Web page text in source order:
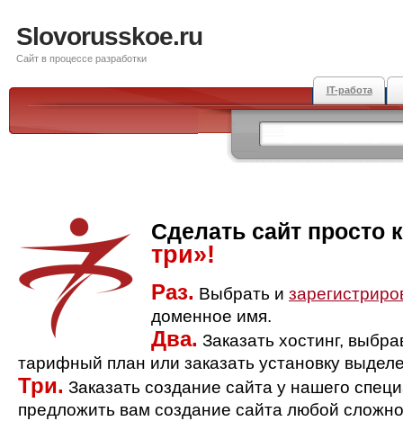
Slovorusskoe.ru
Сайт в процессе разработки
IT-работа
Сделать сайт просто
три»!
Раз. Выбрать и
доменное имя.
Два. Заказать хостинг,
тарифный план или заказать установку
Три. Заказать создание сайта у нашего
предложить вам создание сайта любой